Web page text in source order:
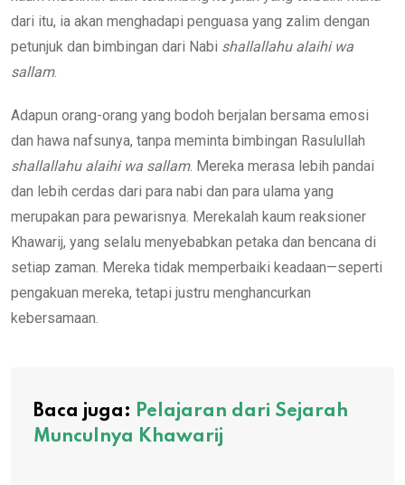
dari itu, ia akan menghadapi penguasa yang zalim dengan
petunjuk dan bimbingan dari Nabi shallallahu alaihi wa
sallam.
Adapun orang-orang yang bodoh berjalan bersama emosi
dan hawa nafsunya, tanpa meminta bimbingan Rasulullah
shallallahu alaihi wa sallam. Mereka merasa lebih pandai
dan lebih cerdas dari para nabi dan para ulama yang
merupakan para pewarisnya. Merekalah kaum reaksioner
Khawarij, yang selalu menyebabkan petaka dan bencana di
setiap zaman. Mereka tidak memperbaiki keadaan—seperti
pengakuan mereka, tetapi justru menghancurkan
kebersamaan.
Baca juga: Pelajaran dari Sejarah
Munculnya Khawarij